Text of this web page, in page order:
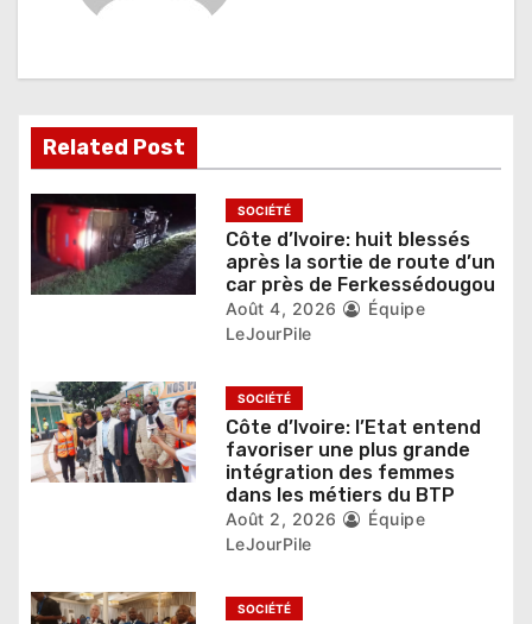
d
e
l
a
i
c
l
Related Post
SOCIÉTÉ
Côte d’Ivoire: huit blessés
après la sortie de route d’un
car près de Ferkessédougou
Août 4, 2026
Équipe
LeJourPile
SOCIÉTÉ
Côte d’Ivoire: l’Etat entend
favoriser une plus grande
intégration des femmes
dans les métiers du BTP
Août 2, 2026
Équipe
LeJourPile
SOCIÉTÉ